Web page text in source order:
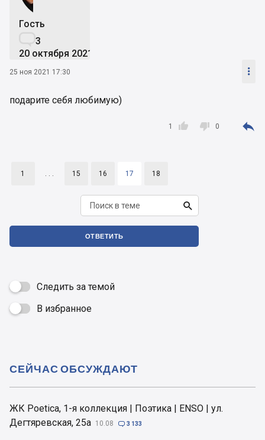
Гость
3
20 октября 2021
25 ноя 2021 17:30 
подарите себя любимую)

1  0 
1 . . . 15 16 17 18

ОТВЕТИТЬ
Следить за темой
 В избранное
ЖК Poetica, 1-я коллекция | Поэтика | ENSO | ул.
Дегтяревская, 25а 10.08  3 133
СЕЙЧАС ОБСУЖДАЮТ